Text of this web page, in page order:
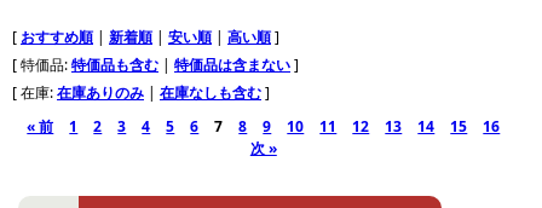
[ おすすめ順 | 新着順 | 安い順 | 高い順]
[ 特価品:特価品も含む | 特価品は含まない]
[ 在庫:在庫ありのみ | 在庫なしも含む]
« 前
1 2 3 4 5 6 7 8 9 10 11 12 13 14 15
16
次 »